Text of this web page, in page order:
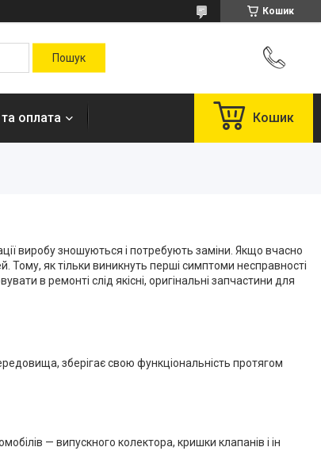
Кошик
оплата Кошик
виробу зношуються і потребують заміни. Якщо вчасно
Тому, як тільки виникнуть перші симптоми несправності
в ремонті слід якісні, оригінальні запчастини для
зберігає свою функціональність протягом
— випускного колектора, кришки клапанів і ін